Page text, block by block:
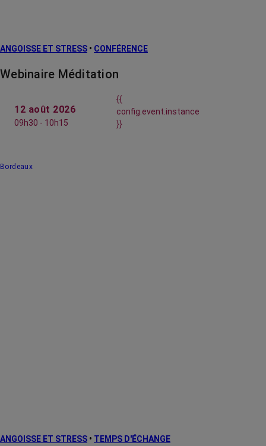
ANGOISSE ET STRESS • CONFÉRENCE
Webinaire Méditation
12 août 2026
09h30 - 10h15
{{
config.event.instance
}}
Bordeaux
ANGOISSE ET STRESS • TEMPS D'ÉCHANGE